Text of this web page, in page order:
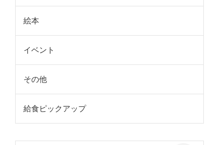
絵本
イベント
その他
給食ピックアップ